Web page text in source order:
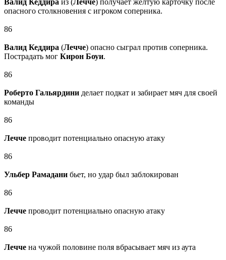
опасного столкновения с игроком соперника.
86
Валид Кеддира (Лечче) опасно сыграл против соперника.
Пострадать мог Кирон Боуи.
86
Роберто Гальярдини делает подкат и забирает мяч для своей
команды
86
Лечче проводит потенциально опасную атаку
86
Ульбер Рамадани бьет, но удар был заблокирован
86
Лечче проводит потенциально опасную атаку
86
Лечче на чужой половине поля вбрасывает мяч из аута